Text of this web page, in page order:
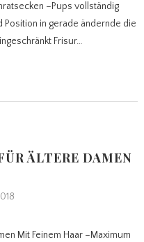
–Pups vollständig
in gerade ändernde die
Frisur…
ÄLTERE DAMEN
Mit Feinem Haar –Maximum